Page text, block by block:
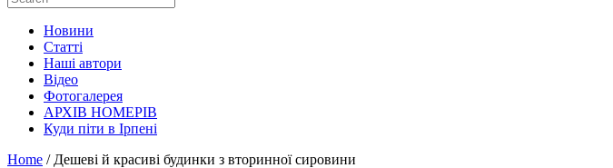
Новини
Статті
Наші автори
Відео
Фотогалерея
АРХІВ НОМЕРІВ
Куди піти в Ірпені
Home / Дешеві й красиві будинки з вторинної сировини